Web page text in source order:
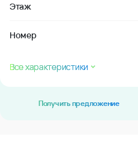
Этаж
Номер
Все характеристики
Получить предложение